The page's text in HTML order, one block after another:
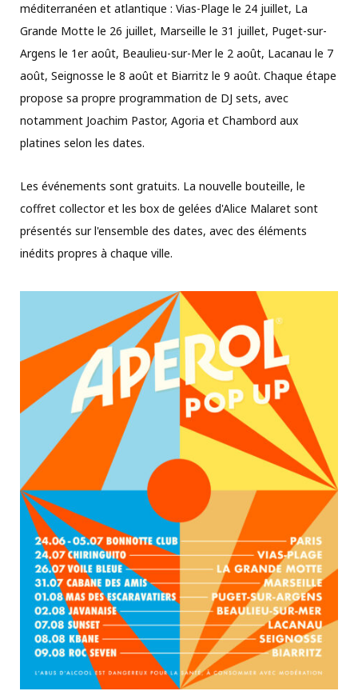
méditerranéen et atlantique : Vias-Plage le 24 juillet, La
Grande Motte le 26 juillet, Marseille le 31 juillet, Puget-sur-
Argens le 1er août, Beaulieu-sur-Mer le 2 août, Lacanau le 7
août, Seignosse le 8 août et Biarritz le 9 août. Chaque étape
propose sa propre programmation de DJ sets, avec
notamment Joachim Pastor, Agoria et Chambord aux
platines selon les dates.
Les événements sont gratuits. La nouvelle bouteille, le
coffret collector et les box de gelées d'Alice Malaret sont
présentés sur l'ensemble des dates, avec des éléments
inédits propres à chaque ville.